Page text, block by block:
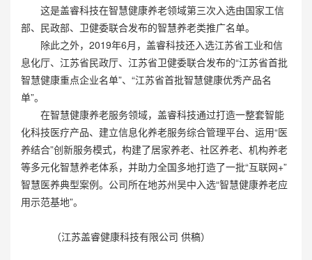
这是盖睿科技在智慧健康养老领域第三次入选由国家工信
部、民政部、卫健委联合发布的智慧养老类推广名单。
除此之外，2019年6月，盖睿科技还入选江苏省工业和信
息化厅、江苏省民政厅、江苏省卫健委联合发布的“江苏省首批
智慧健康重点企业名单”、“江苏省首批智慧健康优秀产品名
单”。
在智慧健康养老服务领域，盖睿科技通过打造一整套智能
化科技医疗产品、建立信息化养老服务综合管理平台、运用“医
养结合”创新服务模式，构建了居家养老、社区养老、机构养老
等多元化智慧养老体系，并助力全国多地打造了一批“互联网+”
智慧医养典型案例。公司所在地苏州吴中入选“智慧健康养老应
用示范基地”。
（江苏盖睿健康科技有限公司 供稿）